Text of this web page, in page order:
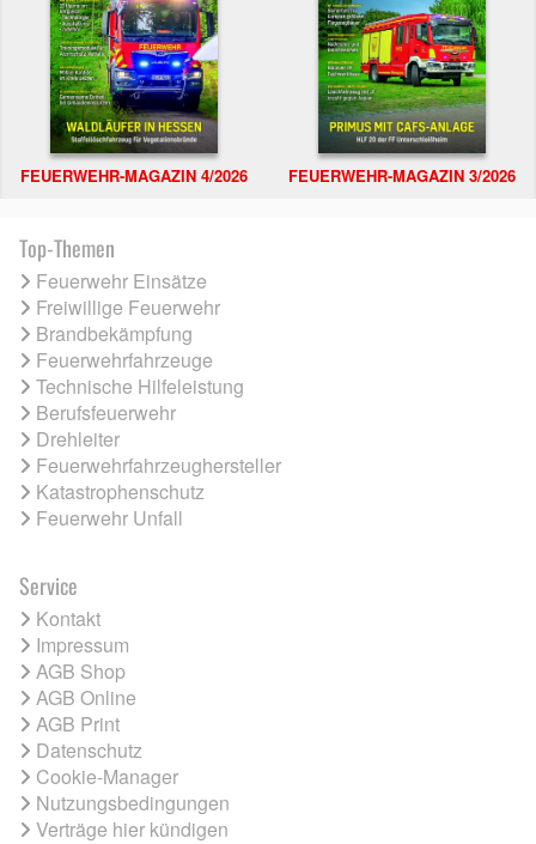
FEUERWEHR-MAGAZIN 4/2026 FEUERWEHR-MAGAZIN 3/2026
Top-Themen
Feuerwehr Einsätze
Freiwillige Feuerwehr
Brandbekämpfung
Feuerwehrfahrzeuge
Technische Hilfeleistung
Berufsfeuerwehr
Drehleiter
Feuerwehrfahrzeughersteller
Katastrophenschutz
Feuerwehr Unfall
Service
Kontakt
Impressum
AGB Shop
AGB Online
AGB Print
Datenschutz
Cookie-Manager
Nutzungsbedingungen
Verträge hier kündigen